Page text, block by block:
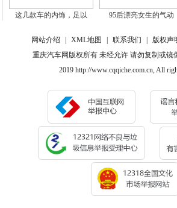
这几款车的内饰，足以 95后漂亮女生的气动
网站介绍 XML地图 联系我们 版权声
重庆汽车网版权所有 未经允许 请勿复制或镜
2019 http://www.cqqiche.com.cn, All